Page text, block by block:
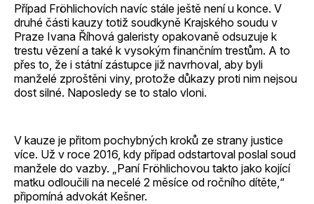
Případ Fröhlichovích navíc stále ještě není u konce. V
druhé části kauzy totiž soudkyně Krajského soudu v
Praze Ivana Říhová galeristy opakovaně odsuzuje k
trestu vězení a také k vysokým finančním trestům. A to
přes to, že i státní zástupce již navrhoval, aby byli
manželé zproštěni viny, protože důkazy proti nim nejsou
dost silné. Naposledy se to stalo vloni.
V kauze je přitom pochybných kroků ze strany justice
více. Už v roce 2016, kdy případ odstartoval poslal soud
manžele do vazby. „Paní Fröhlichovou takto jako kojící
matku odloučili na necelé 2 měsíce od ročního dítěte,“
připomíná advokát Kešner.